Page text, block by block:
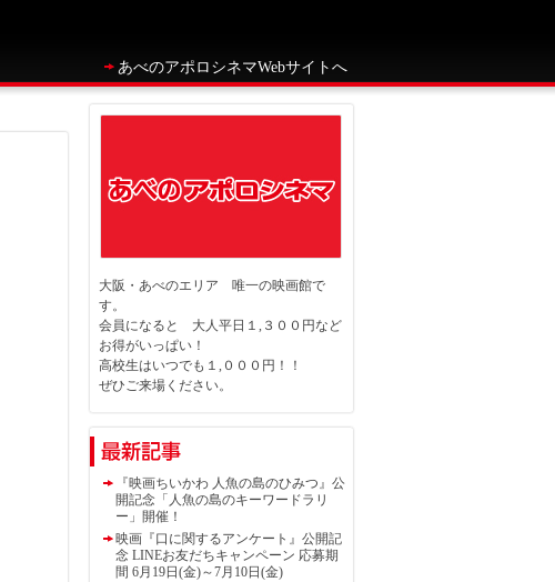
あべのアポロシネマWebサイトへ
大阪・あべのエリア 唯一の映画館で
す。
会員になると 大人平日１,３００円など
お得がいっぱい！
高校生はいつでも１,０００円！！
ぜひご来場ください。
『映画ちいかわ 人魚の島のひみつ』公
開記念「人魚の島のキーワードラリ
ー」開催！
映画『口に関するアンケート』公開記
念 LINEお友だちキャンペーン 応募期
間 6月19日(金)～7月10日(金)